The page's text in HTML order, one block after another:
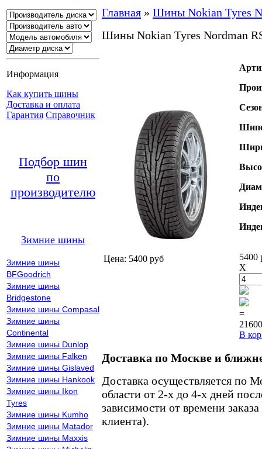
Информация
Как купить шины
Доставка и оплата
Гарантия Справочник
Подбор шин
по
производителю
Зимние шины
Зимние шины
BFGoodrich
Зимние шины
Bridgestone
Зимние шины Compasal
Зимние шины
Continental
Зимние шины Dunlop
Зимние шины Falken
Зимние шины Gislaved
Зимние шины Hankook
Зимние шины Ikon
Tyres
Зимние шины Kumho
Зимние шины Matador
Зимние шины Maxxis
Главная » Шины Nokian Tyres
Шины Nokian Tyres Nordman
Цена: 5400 руб
5400
X
=
В
Доставка по Москве и
Доставка осуществляется по
области от 2-х до 4-х дней
зависимости от времени
клиента).